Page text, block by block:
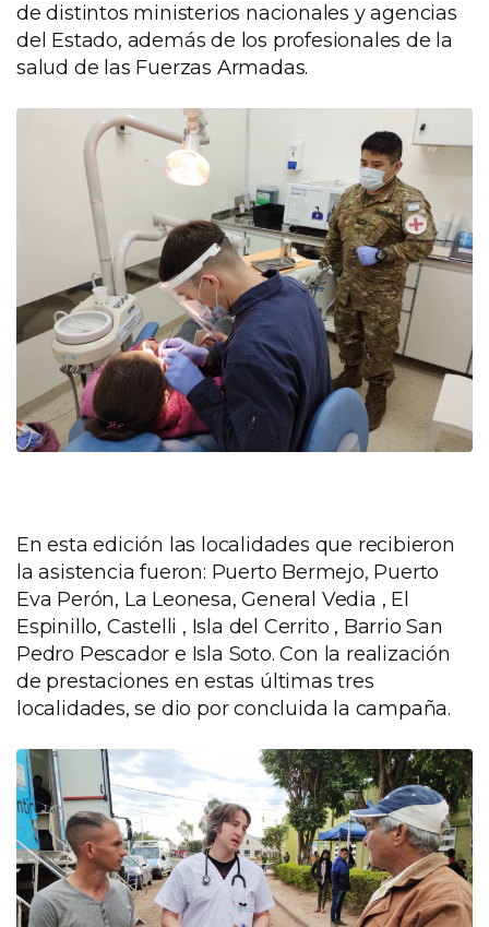
de distintos ministerios nacionales y agencias
del Estado, además de los profesionales de la
salud de las Fuerzas Armadas.
En esta edición las localidades que recibieron
la asistencia fueron: Puerto Bermejo, Puerto
Eva Perón, La Leonesa, General Vedia , El
Espinillo, Castelli , Isla del Cerrito , Barrio San
Pedro Pescador e Isla Soto. Con la realización
de prestaciones en estas últimas tres
localidades, se dio por concluida la campaña.